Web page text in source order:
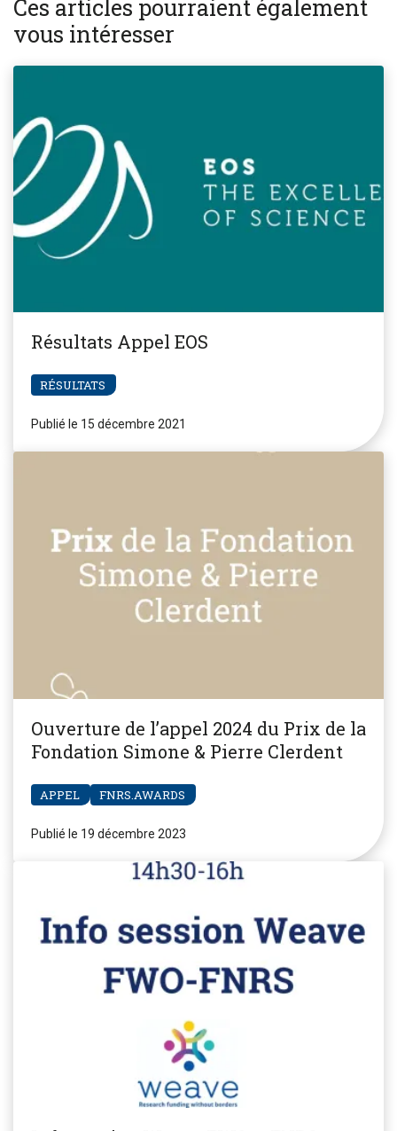
Ces articles pourraient également
vous intéresser
Résultats Appel EOS
RÉSULTATS
Publié le 15 décembre 2021
Ouverture de l’appel 2024 du Prix de la
Fondation Simone & Pierre Clerdent
APPEL FNRS.AWARDS
Publié le 19 décembre 2023